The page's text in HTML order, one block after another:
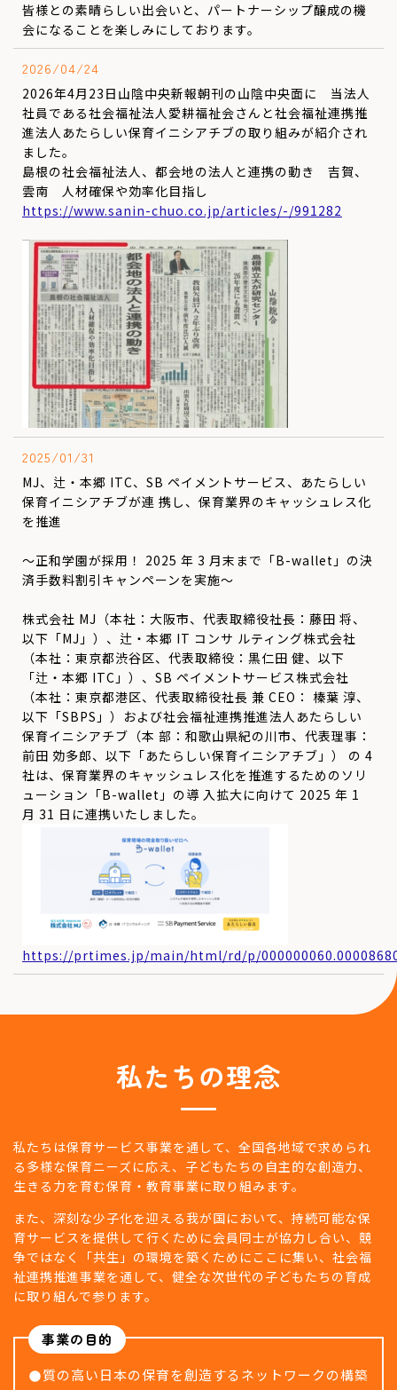
皆様との素晴らしい出会いと、 パートナーシップ醸成の機
会になることを楽しみにしております。
2026/04/24
2026年4月23日山陰中央新報朝刊の山陰中央面に 当法人
社員である社会福祉法人愛耕福祉会さんと社会福祉連携推
進法人あたらしい保育イニシアチブの取り組みが紹介され
ました。
島根の社会福祉法人、都会地の法人と連携の動き 吉賀、
雲南 人材確保や効率化目指し
https://www.sanin-chuo.co.jp/articles/-/991282
2025/01/31
MJ、辻・本郷 ITC、SB ペイメントサービス、あたらしい
保育イニシアチブが連 携し、保育業界のキャッシュレス化
を推進
～正和学園が採用！ 2025 年 3 月末まで「B-wallet」の決
済手数料割引キャンペーンを実施～
株式会社 MJ（本社：大阪市、代表取締役社長：藤田 将、
以下「MJ」）、辻・本郷 IT コンサ ルティング株式会社
（本社：東京都渋谷区、代表取締役：黒仁田 健、以下
「辻・本郷 ITC」）、SB ペイメントサービス株式会社
（本社：東京都港区、代表取締役社長 兼 CEO： 榛葉 淳、
以下「SBPS」）および社会福祉連携推進法人あたらしい
保育イニシアチブ（本 部：和歌山県紀の川市、代表理事：
前田 効多郎、以下「あたらしい保育イニシアチブ」） の 4
社は、保育業界のキャッシュレス化を推進するためのソリ
ューション「B-wallet」の導 入拡大に向けて 2025 年 1
月 31 日に連携いたしました。
https://prtimes.jp/main/html/rd/p/
私たちの理念
私たちは保育サービス事業を通して、全国各地域で求められ
る多様な保育ニーズに応え、 子どもたちの自主的な創造力、
生きる力を育む保育・教育事業に取り組みます。
また、深刻な少子化を迎える我が国において、持続可能な保
育サービスを提供して行くために会員同士が協力し合い、 競
争ではなく「共生」の環境を築くためにここに集い、社会福
祉連携推進事業を通して、 健全な次世代の子どもたちの育成
に取り組んで参ります。
事業の目的
質の高い日本の保育を創造するネットワークの構築